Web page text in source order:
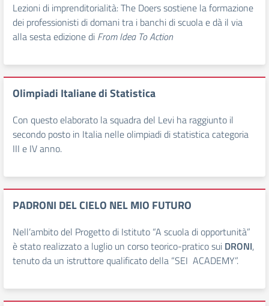
Lezioni di imprenditorialità: The Doers sostiene la formazione
dei professionisti di domani tra i banchi di scuola e dà il via
alla sesta edizione di From Idea To Action
Olimpiadi Italiane di Statistica
Con questo elaborato la squadra del Levi ha raggiunto il
secondo posto in Italia nelle olimpiadi di statistica categoria
III e IV anno.
PADRONI DEL CIELO NEL MIO FUTURO
Nell’ambito del Progetto di Istituto “A scuola di opportunità”
è stato realizzato a luglio un corso teorico-pratico sui DRONI,
tenuto da un istruttore qualificato della “SEI ACADEMY”.